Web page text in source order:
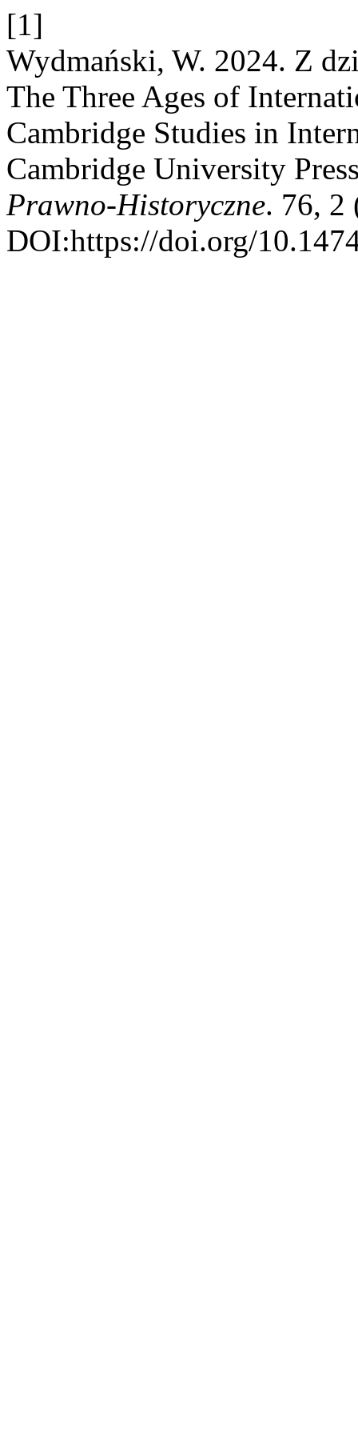
[1]
Wydmański, W. 2024. Z
The Three Ages of
Cambridge Studies in
Cambridge University
Prawno-Historyczne. 76, 2
DOI:https://doi.org/